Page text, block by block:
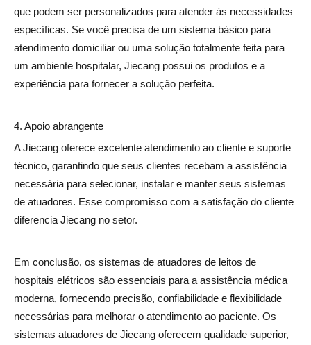
que podem ser personalizados para atender às necessidades
específicas. Se você precisa de um sistema básico para
atendimento domiciliar ou uma solução totalmente feita para
um ambiente hospitalar, Jiecang possui os produtos e a
experiência para fornecer a solução perfeita.
4. Apoio abrangente
A Jiecang oferece excelente atendimento ao cliente e suporte
técnico, garantindo que seus clientes recebam a assistência
necessária para selecionar, instalar e manter seus sistemas
de atuadores. Esse compromisso com a satisfação do cliente
diferencia Jiecang no setor.
Em conclusão, os sistemas de atuadores de leitos de
hospitais elétricos são essenciais para a assistência médica
moderna, fornecendo precisão, confiabilidade e flexibilidade
necessárias para melhorar o atendimento ao paciente. Os
sistemas atuadores de Jiecang oferecem qualidade superior,